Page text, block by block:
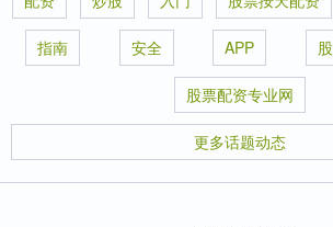
指南 安全 APP
股票配资专业网
更多话题动态